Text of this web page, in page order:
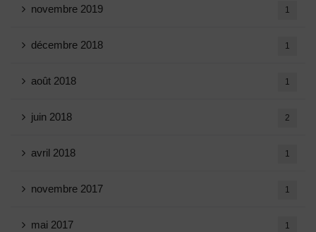
novembre 2019 1
décembre 2018 1
août 2018 1
juin 2018 2
avril 2018 1
novembre 2017 1
mai 2017 1